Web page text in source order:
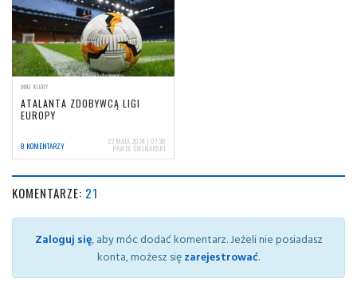
INNE KLUBY
ATALANTA ZDOBYWCĄ LIGI
EUROPY
8 KOMENTARZY 23 MAJA 2024 | 07:38
PAWEŁ ŚWINARSKI
KOMENTARZE: 21
Zaloguj się, aby móc dodać komentarz. Jeżeli nie posiadasz
konta, możesz sięzarejestrować.